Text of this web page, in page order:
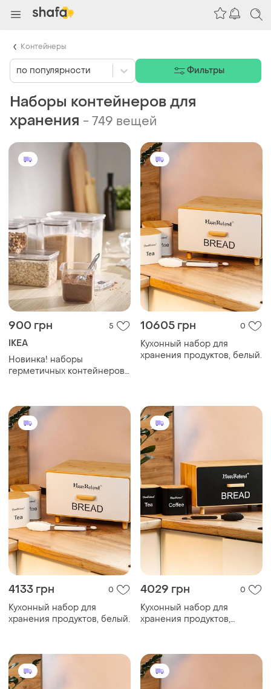
Наборы контейнеров для
хранения -749 вещей
900 грн 5
IKEA
Новинка! наборы
герметичных контейнеров
10605 грн 0
Кухонный набор для
хранения продуктов, белый.
4133 грн 0
Кухонный набор для
хранения продуктов, белый.
4029 грн 0
Кухонный набор для
хранения продуктов,
по популярности Фильтры
Контейнеры